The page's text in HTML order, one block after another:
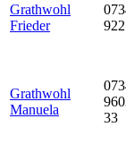
Grathwohl
Frieder
Grathwohl
Manuela
33